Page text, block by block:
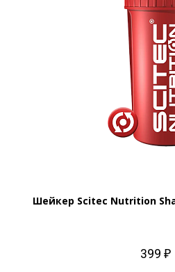
Шейкер Scitec Nutrition
399 ₽